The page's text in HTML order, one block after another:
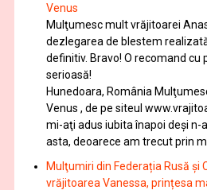
Venus
Mulţumesc mult vrăjitoarei
dezlegarea de blestem
definitiv. Bravo! O recomand cu
Hunedoara, România
Venus , de pe siteul
mi-aţi adus iubita înapoi deşi n-
asta, deoarece am trecut prin
Mulţumiri din Federația Rusă și
vrăjitoarea Vanessa, prințesa